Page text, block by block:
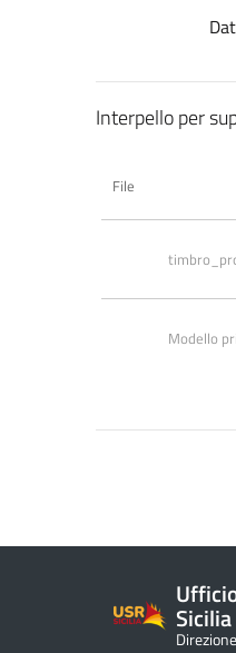
Interpello per
File
Modello
Sicilia